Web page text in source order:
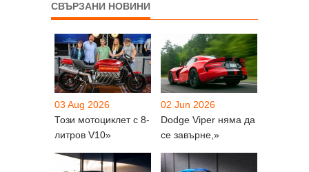
СВЪРЗАНИ НОВИНИ
03 Aug 2026
Този мотоциклет с 8-
литров V10»
02 Jun 2026
Dodge Viper няма да
се завърне,»